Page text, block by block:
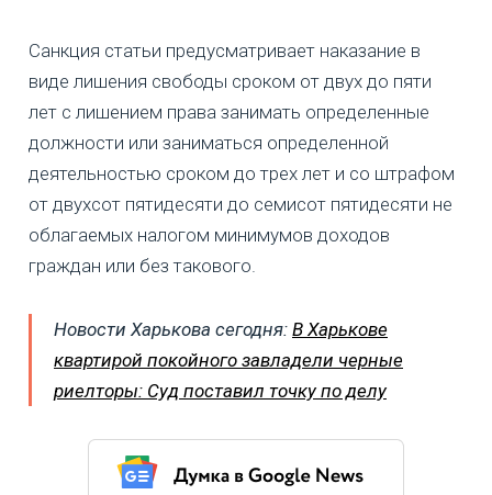
Санкция статьи предусматривает наказание в
виде лишения свободы сроком от двух до пяти
лет с лишением права занимать определенные
должности или заниматься определенной
деятельностью сроком до трех лет и со штрафом
от двухсот пятидесяти до семисот пятидесяти не
облагаемых налогом минимумов доходов
граждан или без такового.
Новости Харькова сегодня: В Харькове
квартирой покойного завладели черные
риелторы: Суд поставил точку по делу